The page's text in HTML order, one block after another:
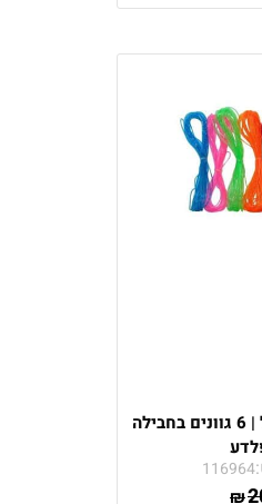
חוט ניילון חלול | 6 גוונים בחבילה
116964
₪